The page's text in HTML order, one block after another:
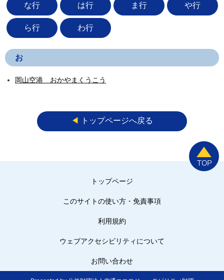
な行 は行 ま行 や行
ら行 わ行
お
岡山空港 おかやまくうこう
◀︎ トップページへ戻る
トップページ
このサイトの使い方・免責事項
利用規約
ウェブアクセシビリティについて
お問い合わせ